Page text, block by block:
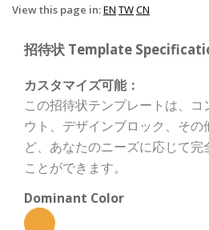
View this page in:EN TWCN
招待状 Template
カスタマイズ可能：
この招待状テンプレートは、
ウト、デザインブロック、そ
ど、あなたのニーズに応じて
ことができます。
Dominant Color